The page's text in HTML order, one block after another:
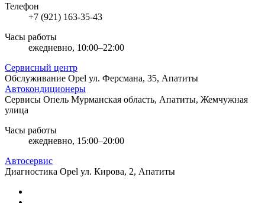
Телефон
+7 (921) 163-35-43
Часы работы
ежедневно, 10:00–22:00
Сервисный центр
Обслуживание Opel ул. Ферсмана, 35, Апатиты
Автокондиционеры
Сервисы Опель Мурманская область, Апатиты, Жемчужная
улица
Часы работы
ежедневно, 15:00–20:00
Автосервис
Диагностика Opel ул. Кирова, 2, Апатиты